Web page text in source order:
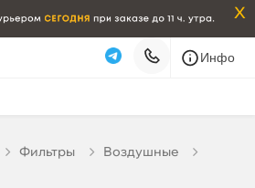
x
Инфо
Фильтры
оздушные